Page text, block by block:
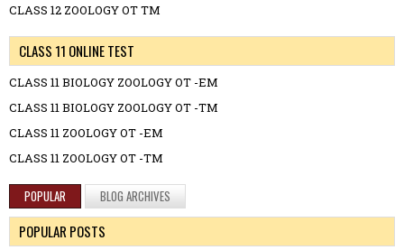
CLASS 12 ZOOLOGY OT TM
CLASS 11 ONLINE TEST
CLASS 11 BIOLOGY ZOOLOGY OT -EM
CLASS 11 BIOLOGY ZOOLOGY OT -TM
CLASS 11 ZOOLOGY OT -EM
CLASS 11 ZOOLOGY OT -TM
POPULAR BLOG ARCHIVES
POPULAR POSTS